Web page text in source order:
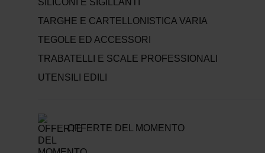
TARGHE E CARTELLONISTICA VARIA
TEGOLE ED ACCESSORI
TRABATELLI E SCALE PROFESSIONALI
UTENSILI EDILI
OFFERTE DEL MOMENTO